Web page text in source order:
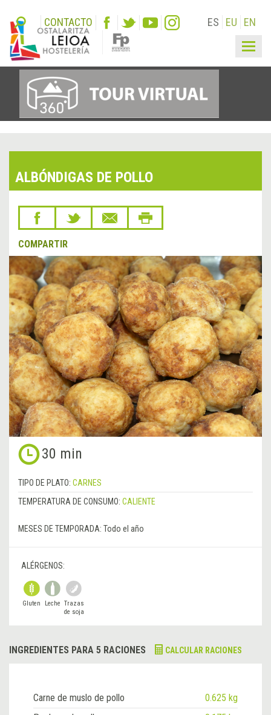
CONTACTO ES EU EN
ALBÓNDIGAS DE POLLO
COMPARTIR
30 min
TIPO DE PLATO: CARNES
TEMPERATURA DE CONSUMO: CALIENTE
MESES DE TEMPORADA: Todo el año
ALÉRGENOS:
Gluten Leche Trazas
de soja
INGREDIENTES PARA 5 RACIONES CALCULAR RACIONES
Carne de muslo de pollo
0.625 kg